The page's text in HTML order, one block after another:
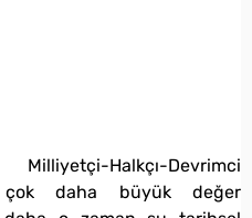
Halkçı-Devrimci
çok daha büyük değer